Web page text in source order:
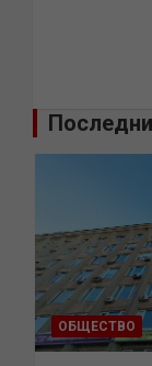
ОБЩЕСТВО